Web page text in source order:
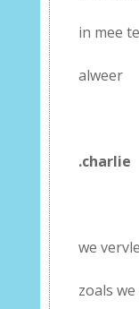
in mee
alweer
.charlie
we
zoals